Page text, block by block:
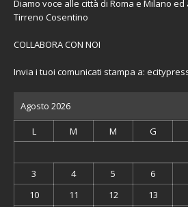
Diamo voce alle città di Roma e Milano
Tirreno Cosentino
COLLABORA CON NOI
Invia i tuoi comunicati stampa a:
Agosto 2026
L M M G
3
4 5 6
10
11 12 13